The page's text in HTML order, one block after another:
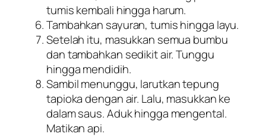
tumis kembali hingga harum.
Tambahkan sayuran, tumis hingga layu.
Setelah itu, masukkan semua bumbu
dan tambahkan sedikit air. Tunggu
hingga mendidih.
Sambil menunggu, larutkan tepung
tapioka dengan air. Lalu, masukkan ke
dalam saus. Aduk hingga mengental.
Matikan api.